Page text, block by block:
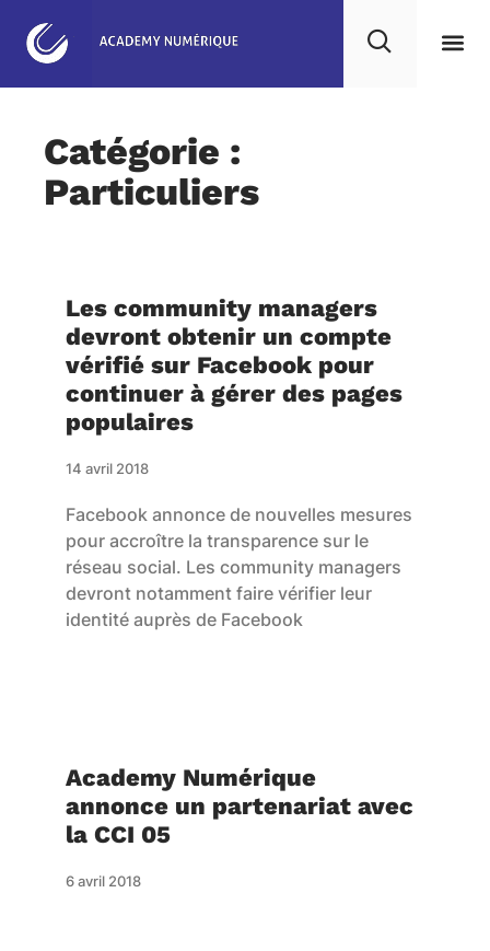
Catégorie :
Particuliers
Les community managers
devront obtenir un compte
vérifié sur Facebook pour
continuer à gérer des pages
populaires
14 avril 2018
Facebook annonce de nouvelles mesures
pour accroître la transparence sur le
réseau social. Les community managers
devront notamment faire vérifier leur
identité auprès de Facebook
Academy Numérique
annonce un partenariat avec
la CCI 05
6 avril 2018